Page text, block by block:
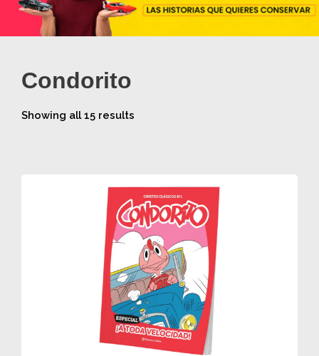
Condorito
Showing all 15 results